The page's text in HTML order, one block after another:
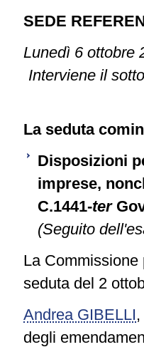
SEDE
Lunedì 6 ottobre
Interviene il
La seduta
Disposizioni
imprese,
C.1441-ter
(Seguito
La
seduta del 2
Andrea GIBELLI,
degli